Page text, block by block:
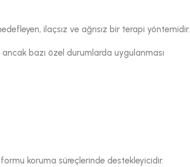
ilaçsız ve ağrısız bir terapi yöntemidir.
bazı özel durumlarda uygulanması
koruma süreçlerinde destekleyicidir.